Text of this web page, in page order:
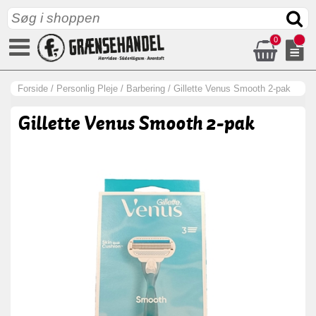
0
Forside / Personlig Pleje / Barbering / Gillette Venus Smooth 2-pak
Gillette Venus Smooth 2-pak